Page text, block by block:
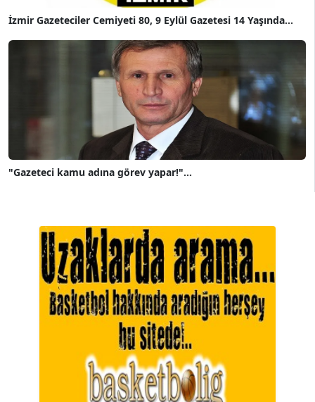
İzmir Gazeteciler Cemiyeti 80, 9 Eylül Gazetesi 14 Yaşında...
"Gazeteci kamu adına görev yapar!"...
A. BAHRİ VRESKALA
Köşe Yazarı